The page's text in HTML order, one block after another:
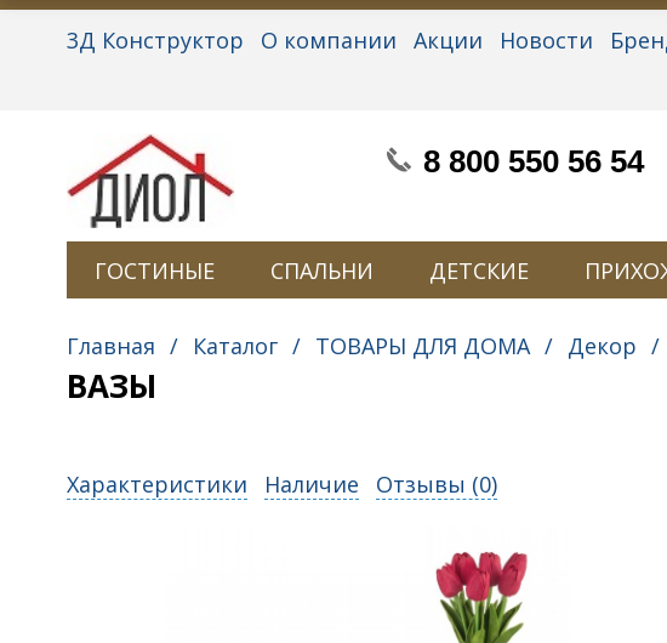
3Д Конструктор О компании Акции Новости
8 800 550 56 54
ГОСТИНЫЕ СПАЛЬНИ ДЕТСКИЕ
Главная / Каталог / ТОВАРЫ ДЛЯ ДОМА / Декор /
ВАЗЫ
Характеристики Наличие Отзывы (0)